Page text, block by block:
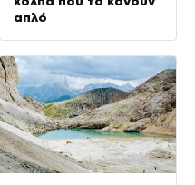
απλό